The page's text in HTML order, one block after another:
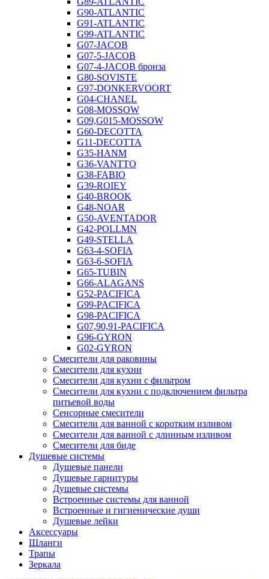
G90-ATLANTIC
G91-ATLANTIC
G99-ATLANTIC
G07-JACOB
G07-5-JACOB
G07-4-JACOB бронза
G80-SOVISTE
G97-DONKERVOORT
G04-CHANEL
G08-MOSSOW
G09,G015-MOSSOW
G60-DECOTTA
G11-DECOTTA
G35-HANM
G36-VANTTO
G38-FABIO
G39-ROIEY
G40-BROOK
G48-NOAR
G50-AVENTADOR
G42-POLLMN
G49-STELLA
G63-4-SOFIA
G63-6-SOFIA
G65-TUBIN
G66-ALAGANS
G52-PACIFICA
G99-PACIFICA
G98-PACIFICA
G07,90,91-PACIFICA
G96-GYRON
G02-GYRON
Смесители для раковины
Смесители для кухни
Смесители для кухни с фильтром
Смесители для кухни с подключением фильтра
питьевой воды
Сенсорные смесители
Смесители для ванной с коротким изливом
Смесители для ванной с длинным изливом
Смесители для биде
Душевые системы
Душевые панели
Душевые гарнитуры
Душевые системы
Встроенные системы для ванной
Встроенные и гигиенические души
Душевые лейки
Аксессуары
Шланги
Трапы
Зеркала